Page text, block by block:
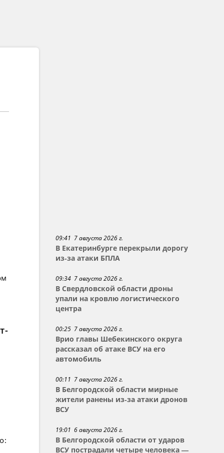
09:41 7 августа 2026 г.
В Екатеринбурге перекрыли дорогу
из-за атаки БПЛА
09:34 7 августа 2026 г.
В Свердловской области дроны
упали на кровлю логистического
центра
00:25 7 августа 2026 г.
Врио главы Шебекинского округа
рассказал об атаке ВСУ на его
автомобиль
00:11 7 августа 2026 г.
В Белгородской области мирные
жители ранены из-за атаки дронов
ВСУ
19:01 6 августа 2026 г.
В Белгородской области от ударов
ВСУ пострадали четыре человека —